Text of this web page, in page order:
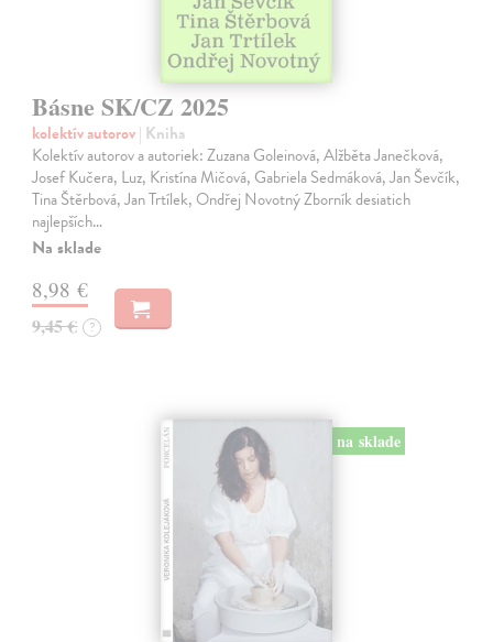
Básne SK/CZ 2025
kolektív autorov| Kniha
Kolektív autorov a autoriek: Zuzana Goleinová, Alžběta Janečková,
Josef Kučera, Luz, Kristína Mičová, Gabriela Sedmáková, Jan Ševčík,
Tina Štěrbová, Jan Trtílek, Ondřej Novotný Zborník desiatich
najlepších…
Na sklade
8,98 €
9,45 € ?
na sklade